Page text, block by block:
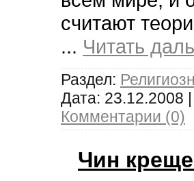
считают
... Читать
Раздел:
Дата: 23.12.2008
Комментарии (0)
Чин